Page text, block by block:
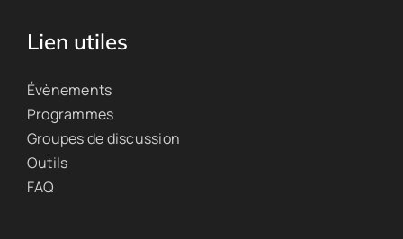
Lien utiles
Évènements
Programmes
Groupes de discussion
Outils
FAQ